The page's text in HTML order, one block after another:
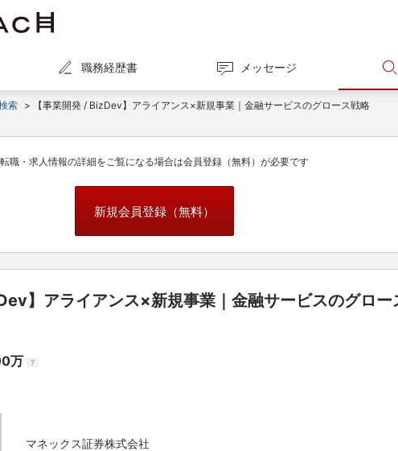
職務経歴書 メッセージ
索 > 【事業開発 / BizDev】アライアンス×新規事業｜金融サービスのグロース戦略
転職・求人情報の詳細をご覧になる場合は会員登録（無料）が必要です
新規会員登録（無料）
】アライアンス×新規事業｜金融サービスのグロー
万 ?
マネックス証券株式会社